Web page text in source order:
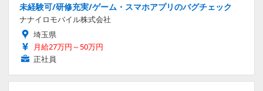
未経験可/研修充実/ゲーム・スマホアプリのバグチェック
ナナイロモバイル株式会社
埼玉県
月給27万円～50万円
正社員